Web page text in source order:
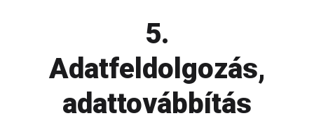
5.
Adatfeldolgozás,
adattovábbítás